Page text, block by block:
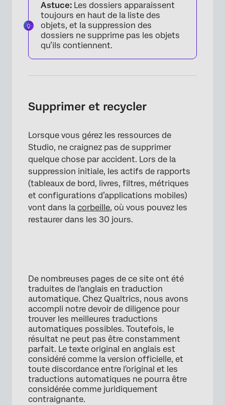
Astuce: Les dossiers apparaissent
toujours en haut de la liste des
objets, et la suppression des
dossiers ne supprime pas les objets
qu’ils contiennent.
Supprimer et recycler
Lorsque vous gérez les ressources de
Studio, ne craignez pas de supprimer
quelque chose par accident. Lors de la
suppression initiale, les actifs de rapports
(tableaux de bord, livres, filtres, métriques
et configurations d’applications mobiles)
vont dans la corbeille, où vous pouvez les
restaurer dans les 30 jours.
De nombreuses pages de ce site ont été
traduites de l'anglais en traduction
automatique. Chez Qualtrics, nous avons
accompli notre devoir de diligence pour
trouver les meilleures traductions
automatiques possibles. Toutefois, le
résultat ne peut pas être constamment
parfait. Le texte original en anglais est
considéré comme la version officielle, et
toute discordance entre l'original et les
traductions automatiques ne pourra être
considérée comme juridiquement
contraignante.